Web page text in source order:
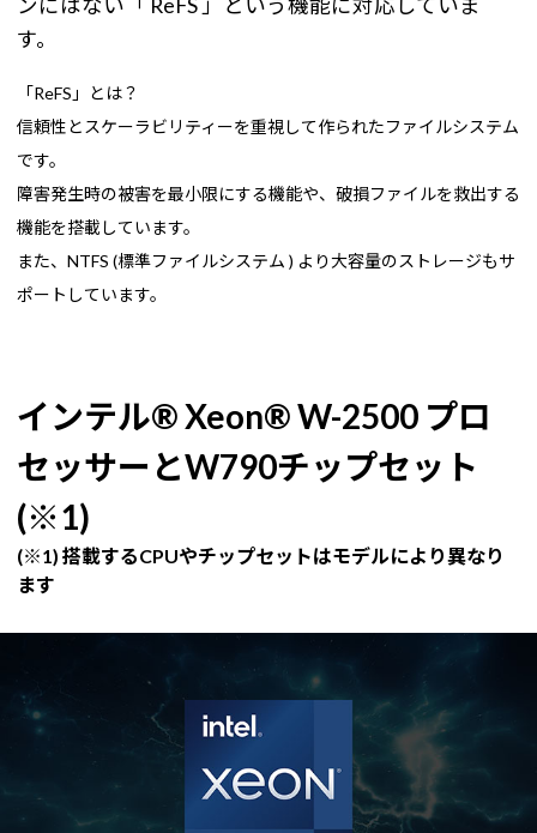
ンにはない「 ReFS 」という機能に対応していま
す。
「ReFS」とは？
信頼性とスケーラビリティーを重視して作られたファイルシステム
です。
障害発生時の被害を最小限にする機能や、破損ファイルを救出する
機能を搭載しています。
また、NTFS (標準ファイルシステム ) より大容量のストレージもサ
ポートしています。
インテル® Xeon® W-2500 プロ
セッサーとW790チップセット
(※1)
(※1) 搭載するCPUやチップセットはモデルにより異なり
ます